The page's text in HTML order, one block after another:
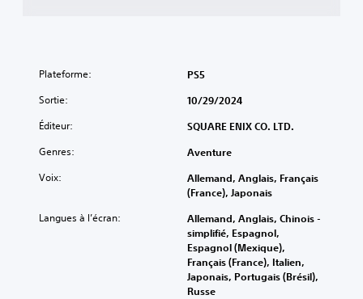
Plateforme: PS5
Sortie: 10/29/2024
Éditeur: SQUARE ENIX CO. LTD.
Genres: Aventure
Voix:
Allemand, Anglais, Français
(France), Japonais
Langues à l’écran:
Allemand, Anglais, Chinois -
simplifié, Espagnol,
Espagnol (Mexique),
Français (France), Italien,
Japonais, Portugais (Brésil),
Russe